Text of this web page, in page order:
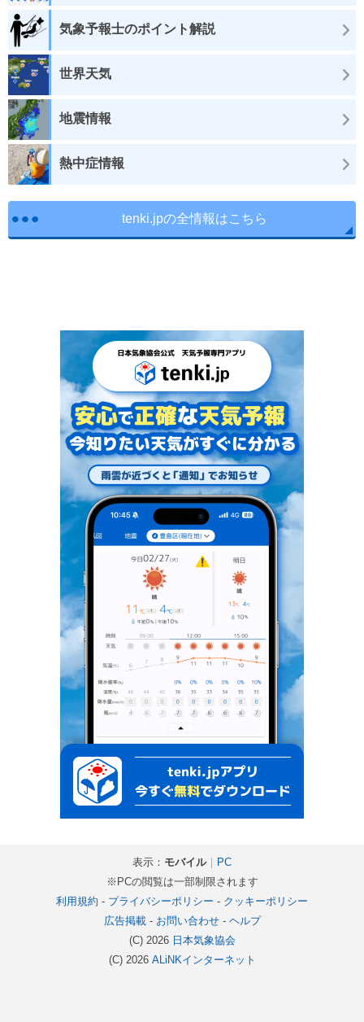
気象予報士のポイント解説
世界天気
地震情報
熱中症情報
tenki.jpの全情報はこちら
表示： モバイル｜
PC
※PCの閲覧は一部制限されます
利用規約 - プライバシーポリシー - クッキーポリシー
広告掲載- お問い合わせ- ヘルプ
(C) 2026 日本気象協会
(C) 2026 ALiNKインターネット